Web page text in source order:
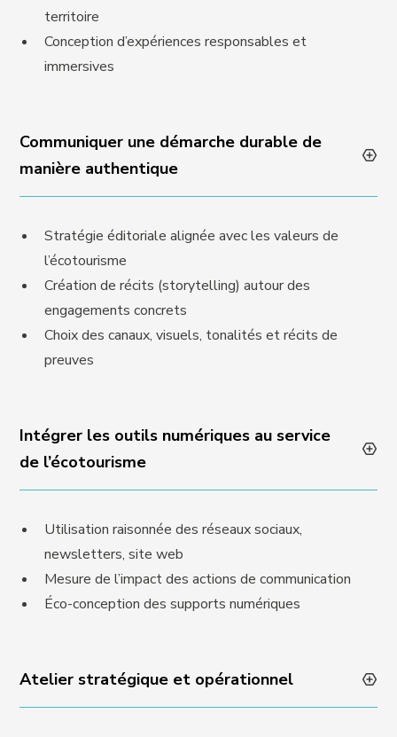
territoire
Conception d’expériences responsables et
immersives
Communiquer une démarche durable de
manière authentique
Stratégie éditoriale alignée avec les valeurs de
l’écotourisme
Création de récits (storytelling) autour des
engagements concrets
Choix des canaux, visuels, tonalités et récits de
preuves
Intégrer les outils numériques au service
de l’écotourisme
Utilisation raisonnée des réseaux sociaux,
newsletters, site web
Mesure de l’impact des actions de communication
Éco-conception des supports numériques
Atelier stratégique et opérationnel